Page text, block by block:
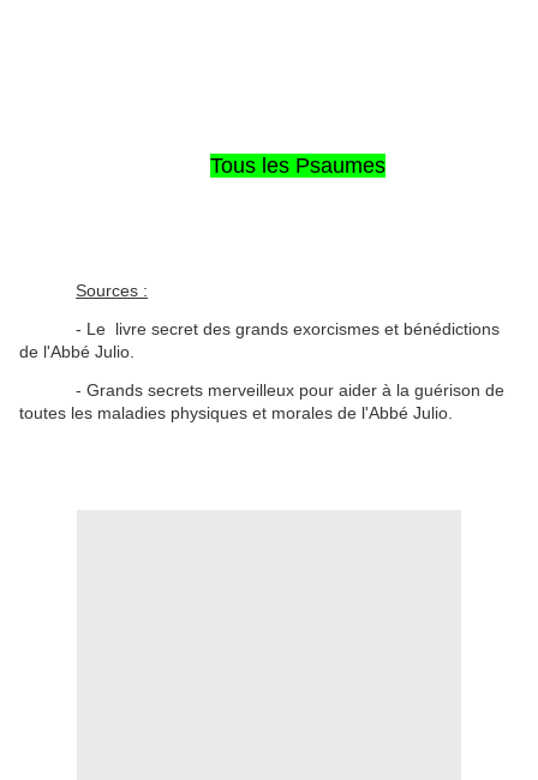
Tous les Psaumes
Sources :
- Le livre secret des grands exorcismes et bénédictions
de l'Abbé Julio.
- Grands secrets merveilleux pour aider à la guérison de
toutes les maladies physiques et morales de l'Abbé Julio.